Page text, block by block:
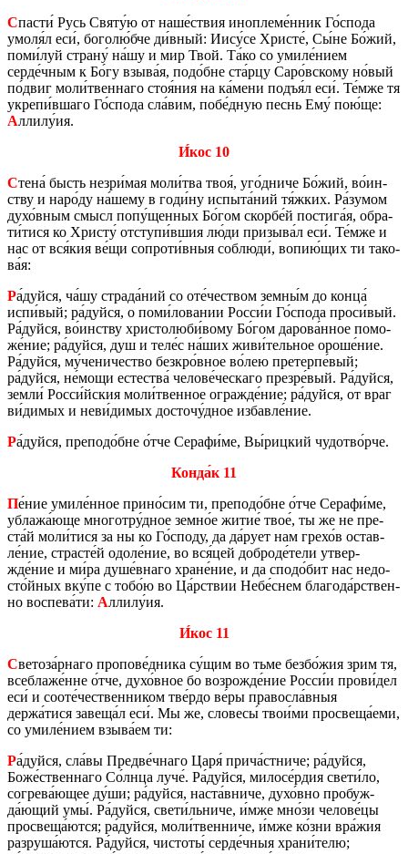
Спасти́ Русь Святу́ю от наше́ствия ино­пле­ме́нник Го́спода
умоля́л еси́, бо­го­лю́бче ди́вный: Иису́се Хри­сте́, Сы́не Бо́жий,
поми́луй стра­ну́ на́шу и мир Твой. Та́ко со умиле́нием
серде́чным к Бо́гу взыва́я, подо́бне ста́рцу Саро́вско­му но́вый
по́двиг моли́твен­на­го стоя́ния на ка́мени подъя́л еси́. Те́мже тя
укре­пи́вшаго Го́спода сла́вим, побе́дную песнь Ему́ пою́ще:
Аллилу́ия.
И́кос 10
Стена́ бысть незри́мая моли́тва твоя́, уго́дниче Бо́жий, во́ин­
ству и наро́ду на́шему в годи́ну ис­пы­та́ний тя́жких. Ра́зумом
духо́вным смысл попу́щен­ных Бо́гом скор­бе́й по­сти­га́я, об­ра­
ти́тися ко Хри­сту́ от­сту­пи́вшия лю́ди при­зы­ва́л еси́. Те́мже и
нас от вся́кия ве́щи со­про­ти́вныя со­блю­ди́, вопию́щих ти та­ко­
ва́я:
Ра́дуйся, ча́шу стра­да́ний со оте́че­ством земны́м до конца́
испи́вый; ра́дуйся, о поми́ло­ва­нии Росси́и Го́спода проси́вый.
Ра́дуйся, во́ин­ству хри­сто­лю­би́вому Бо́гом да­ро­ва́нное по­мо­
же́ние; ра́дуйся, душ и теле́с на́ших живи́тель­ное ороше́ние.
Ра́дуйся, му́че­ни­че­ство без­к­ро́вное во́лею пре­тер­пе́вый;
ра́дуйся, не́мощи есте­ства́ че­ло­ве́чес­ка­го пре­з­ре́вый. Ра́дуйся,
земли́ Росси́йския моли́твен­ное ограж­де́ние; ра́дуйся, от враг
ви́димых и неви́димых до­сто­чу́дное из­бав­ле́ние.
Ра́дуйся, пре­по­до́бне о́тче Се­ра­фи́ме, Вы́риц­кий чу­до­тво́рче.
Конда́к 11
Пе́ние умиле́нное прино́сим ти, пре­по­до́бне о́тче Се­ра­фи́ме,
убла­жа́юще мно­го­т­ру́дное земно́е житие́ твое́, ты же не пре­
ста́й моли́тися за ны ко Го́споду, да да́рует нам грехо́в остав­
ле́ние, стра­сте́й одоле́ние, во вся́цей доб­ро­де́тели утвер­
жде́ние и ми́ра душе́внаго хране́ние, и да сподо́бит нас недо­
сто́йных вку́пе с тобо́ю во Ца́рствии Небе́снем бла­го­да́рствен­
но вос­пе­ва́ти: Аллилу́ия.
И́кос 11
Све­то­за́рнаго про­по­ве́дника су́щим во тьме безбо́жия зрим тя,
все­б­ла­же́нне о́тче, духо́вное бо воз­рож­де́ние Росси́и прови́дел
еси́ и сооте́че­ствен­ни­ком тве́рдо ве́ры пра­вос­ла́вныя
держа́тися за­ве­ща́л еси́. Мы же, сло­ве­сы́ твои́ми про­све­ща́еми,
со умиле́нием взыва́ем ти:
Ра́дуйся, сла́вы Пред­ве́чнаго Царя́ прича́стни­че; ра́дуйся,
Боже́ствен­на­го Со́лнца луче́. Ра́дуйся, ми­ло­се́рдия свети́ло,
со­гре­ва́ющее ду́ши; ра́дуйся, наста́вниче, духо́вно про­буж­
да́ющий умы́. Ра́дуйся, свети́льни­че, и́мже мно́зи че­ло­ве́цы
про­све­ща́ются; ра́дуйся, моли́твен­ни­че, и́мже ко́зни вра́жия
раз­ру­ша́ются. Ра́дуйся, чи­сто­ты́ серде́чныя храни́телю;